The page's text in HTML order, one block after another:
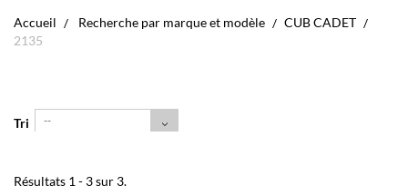
Accueil Recherche par marque et modèle
CUB CADET
2135
Tri --
Résultats 1 - 3 sur 3.